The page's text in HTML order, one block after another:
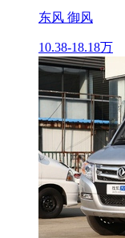
东风 御风
10.38-18.18万